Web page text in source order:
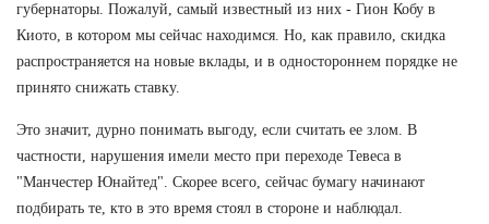
губернаторы. Пожалуй, самый известный из них - Гион Кобу в
Киото, в котором мы сейчас находимся. Но, как правило, скидка
распространяется на новые вклады, и в одностороннем порядке не
принято снижать ставку.
Это значит, дурно понимать выгоду, если считать ее злом. В
частности, нарушения имели место при переходе Тевеса в
"Манчестер Юнайтед". Скорее всего, сейчас бумагу начинают
подбирать те, кто в это время стоял в стороне и наблюдал.